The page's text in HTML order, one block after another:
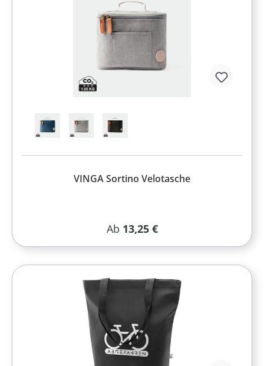
VINGA Sortino Velotasche
Regulärer Preis:
Ab 13,25 €